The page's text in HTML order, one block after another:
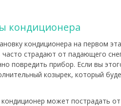
кондиционера
кондиционера на первом
страдают от падающего
повредить прибор. Если вы
козырек, который
может пострадать